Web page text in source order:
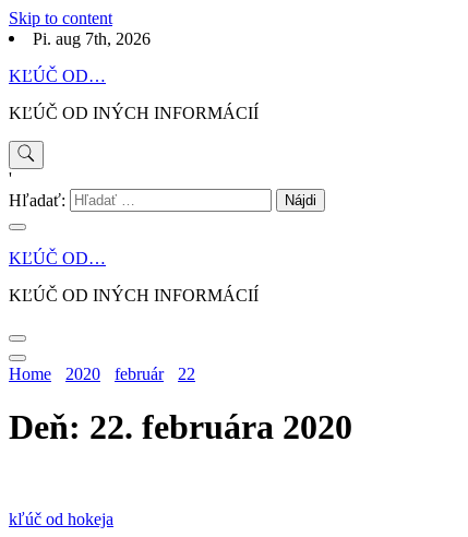
Skip to content
Pi. aug 7th, 2026
KĽÚČ OD…
KĽÚČ OD INÝCH INFORMÁCIÍ
'
Hľadať:
KĽÚČ OD…
KĽÚČ OD INÝCH INFORMÁCIÍ
Home 2020 február 22
Deň: 22. februára 2020
kľúč od hokeja